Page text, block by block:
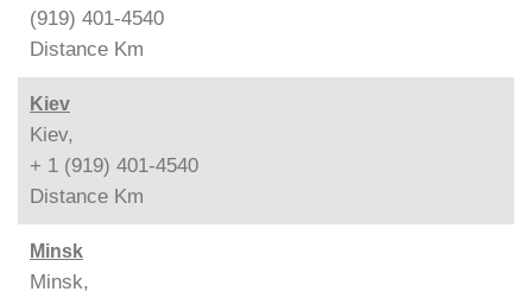
(919) 401-4540
Distance Km
Kiev
Kiev,
+ 1 (919) 401-4540
Distance Km
Minsk
Minsk,